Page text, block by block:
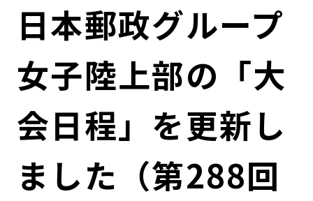
コンプライアンス
ガバナンス
コンダクト向上の取組み
ローカル共創イニシアティブ
個人投資家のみなさまへ
株式情報
財務情報・IR資料
IRニュース
担当役員メッセージ
サステナビリティマネジメント
持続可能な金融のフレームワーク
環境
日本郵政グループ
女子陸上部の「大
会日程」を更新し
ました（第288回